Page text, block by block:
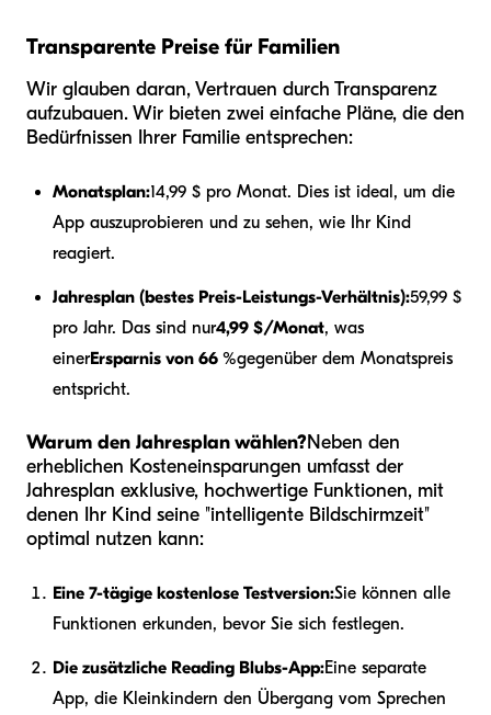
Transparente Preise für Familien
Wir glauben daran, Vertrauen durch Transparenz
aufzubauen. Wir bieten zwei einfache Pläne, die den
Bedürfnissen Ihrer Familie entsprechen:
Monatsplan:14,99 $ pro Monat. Dies ist ideal, um die
App auszuprobieren und zu sehen, wie Ihr Kind
reagiert.
Jahresplan (bestes Preis-Leistungs-Verhältnis):59,99 $
pro Jahr. Das sind nur4,99 $/Monat, was
einerErsparnis von 66 %gegenüber dem Monatspreis
entspricht.
Warum den Jahresplan wählen?Neben den
erheblichen Kosteneinsparungen umfasst der
Jahresplan exklusive, hochwertige Funktionen, mit
denen Ihr Kind seine "intelligente Bildschirmzeit"
optimal nutzen kann:
Eine 7-tägige kostenlose Testversion:Sie können alle
Funktionen erkunden, bevor Sie sich festlegen.
Die zusätzliche Reading Blubs-App:Eine separate
App, die Kleinkindern den Übergang vom Sprechen